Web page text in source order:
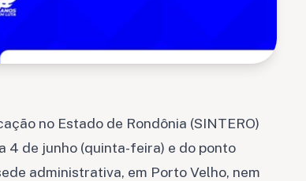
no Estado de Rondônia (SINTERO)
4 de junho (quinta-feira) e do ponto
administrativa, em Porto Velho, nem